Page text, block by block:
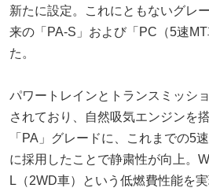
新たに設定。これにともないグレ
来の「PA-S」および「PC（5速
た。
パワートレインとトランスミッシ
されており、自然吸気エンジンを
「PA」グレードに、これまでの5
に採用したことで静粛性が向上。
L（2WD車）という低燃費性能を実